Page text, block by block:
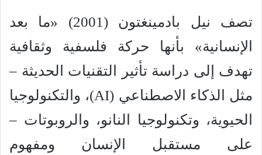
تصف نيل بادمينغتون (2001) «ما بعد
الإنسانية» بأنها حركة فلسفية وثقافية
تهدف إلى دراسة تأثير التقنيات الحديثة –
مثل الذكاء الاصطناعي (AI)، والتكنولوجيا
الحيوية، وتكنولوجيا النانو، والروبوتات –
على مستقبل الإنسان ومفهوم